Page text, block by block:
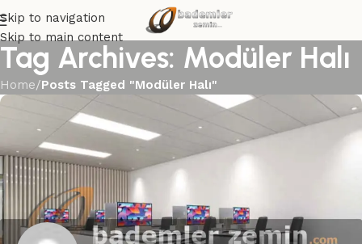
Skip to navigation
Skip to main content
Tag Archives: Modüler Halı
Home/Posts Tagged "Modüler Halı"